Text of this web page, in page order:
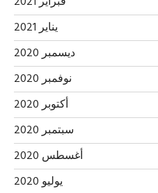
يناير 2021
ديسمبر 2020
نوفمبر 2020
أكتوبر 2020
سبتمبر 2020
أغسطس 2020
يوليو 2020